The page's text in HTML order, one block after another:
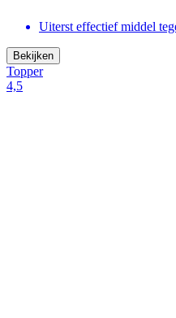
Uiterst effectief middel
Bekijken
Topper
4,5